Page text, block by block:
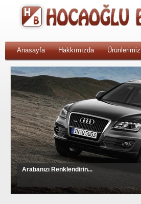
Anasayfa Hakkımızda Ürünlerimiz
Arabanızı Renklendirin...